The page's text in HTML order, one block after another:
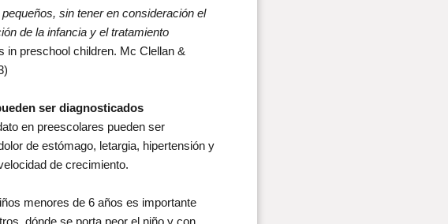
sin tener en consideración el
de la infancia y el tratamiento
in preschool children. Mc Clellan &
ser diagnosticados
en preescolares pueden ser
de estómago, letargia, hipertensión y
de crecimiento.
menores de 6 años es importante